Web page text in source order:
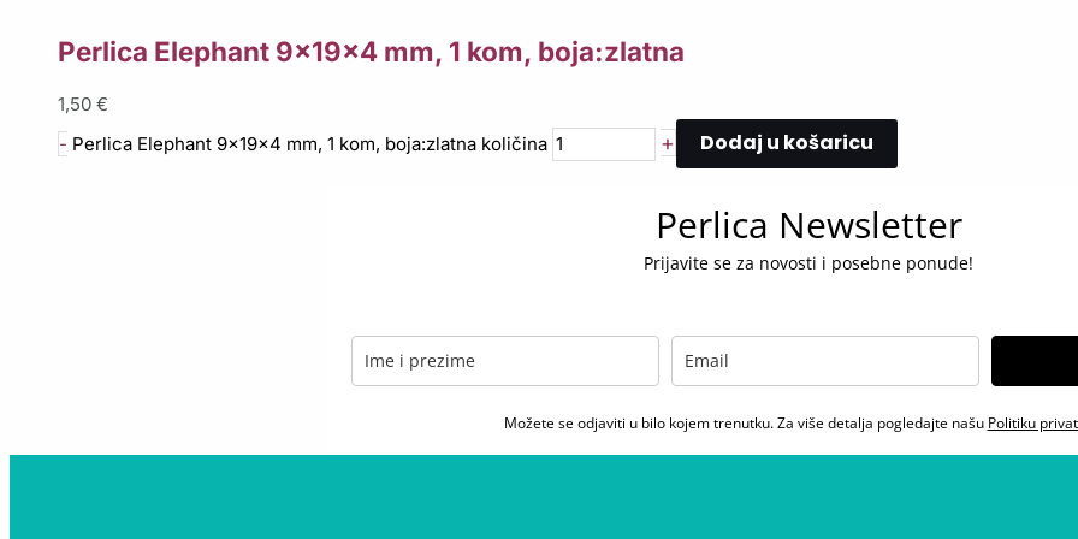
Perlica Elephant 9x19x4 mm, 1 kom, boja:zlatna
1,50 €
- Perlica Elephant 9x19x4 mm, 1 kom, boja:zlatna količina + Dodaj u košaricu
Perlica Newsletter
Prijavite se za novosti i posebne ponude!
Možete se odjaviti u bilo kojem trenutku. Za više detalja pogledajte našu Politiku